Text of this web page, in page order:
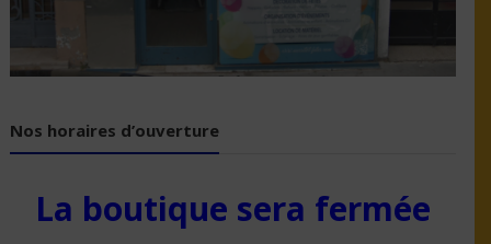
Nos horaires d’ouverture
La boutique sera fermée